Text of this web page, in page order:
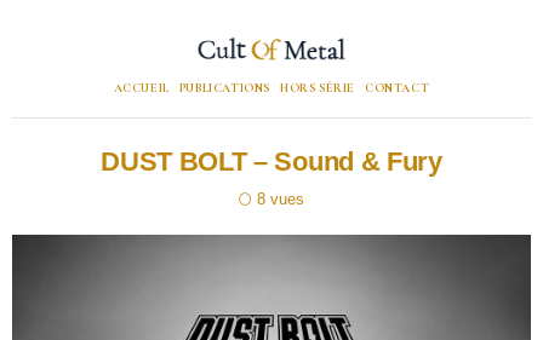
ACCUEIL PUBLICATIONS HORS SÉRIE CONTACT
DUST BOLT – Sound & Fury
8